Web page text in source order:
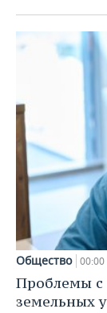
Общество 00:00
Проблемы с
земельных